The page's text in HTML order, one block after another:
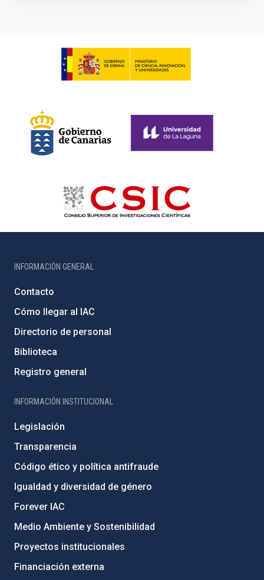
INFORMACIÓN GENERAL
Contacto
Cómo llegar al IAC
Directorio de personal
Biblioteca
Registro general
INFORMACIÓN INSTITUCIONAL
Legislación
Transparencia
Código ético y política antifraude
Igualdad y diversidad de género
Forever IAC
Medio Ambiente y Sostenibilidad
Proyectos institucionales
Financiación externa